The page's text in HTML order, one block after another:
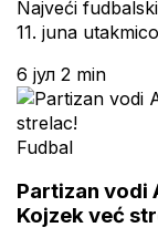
Najveći
11. juna
6 јул 2 min
Fudbal
Partizan vodi
Kojzek već